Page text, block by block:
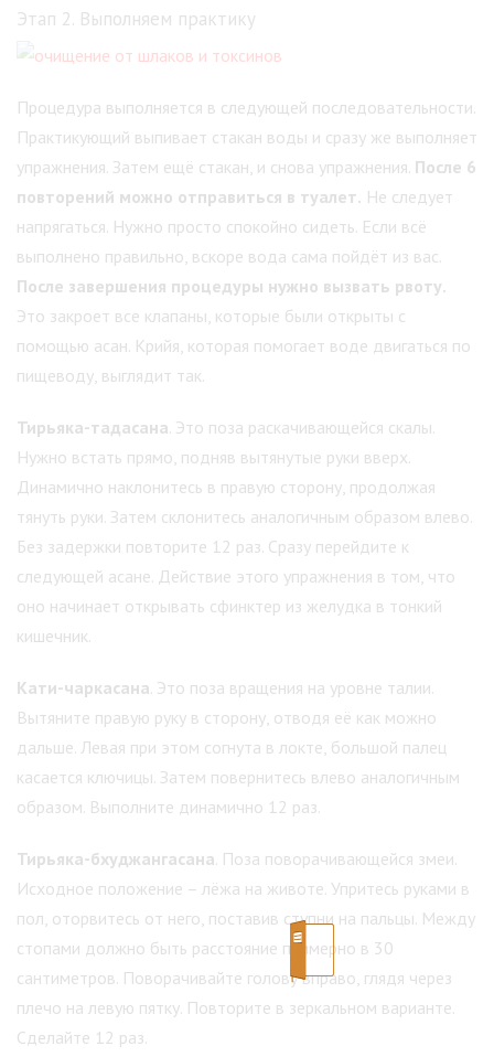
Этап 2. Выполняем практику
Процедура выполняется в следующей последовательности.
Практикующий выпивает стакан воды и сразу же выполняет
упражнения. Затем ещё стакан, и снова упражнения. После 6
повторений можно отправиться в туалет. Не следует
напрягаться. Нужно просто спокойно сидеть. Если всё
выполнено правильно, вскоре вода сама пойдёт из вас.
После завершения процедуры нужно вызвать рвоту.
Это закроет все клапаны, которые были открыты с
помощью асан. Крийя, которая помогает воде двигаться по
пищеводу, выглядит так.
Тирьяка-тадасана . Это поза раскачивающейся скалы.
Нужно встать прямо, подняв вытянутые руки вверх.
Динамично наклонитесь в правую сторону, продолжая
тянуть руки. Затем склонитесь аналогичным образом влево.
Без задержки повторите 12 раз. Сразу перейдите к
следующей асане. Действие этого упражнения в том, что
оно начинает открывать сфинктер из желудка в тонкий
кишечник.
Кати-чаркасана . Это поза вращения на уровне талии.
Вытяните правую руку в сторону, отводя её как можно
дальше. Левая при этом согнута в локте, большой палец
касается ключицы. Затем повернитесь влево аналогичным
образом. Выполните динамично 12 раз.
Тирьяка-бхуджангасана . Поза поворачивающейся змеи.
Исходное положение – лёжа на животе. Упритесь руками в
пол, оторвитесь от него, поставив ступни на пальцы. Между
стопами должно быть расстояние примерно в 30
сантиметров. Поворачивайте голову вправо, глядя через
плечо на левую пятку. Повторите в зеркальном варианте.
Сделайте 12 раз.